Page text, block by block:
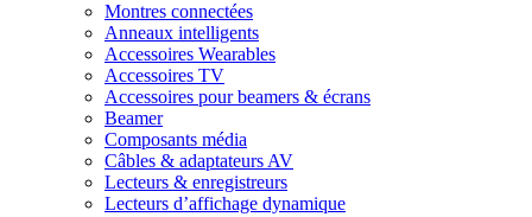
Montres connectées
Anneaux intelligents
Accessoires Wearables
Accessoires TV
Accessoires pour beamers & écrans
Beamer
Composants média
Câbles & adaptateurs AV
Lecteurs & enregistreurs
Lecteurs d’affichage dynamique